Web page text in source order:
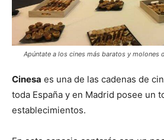
Apúntate a los cines más baratos y molones
Cinesa es una de las cadenas de
toda España y en Madrid posee un
establecimientos.